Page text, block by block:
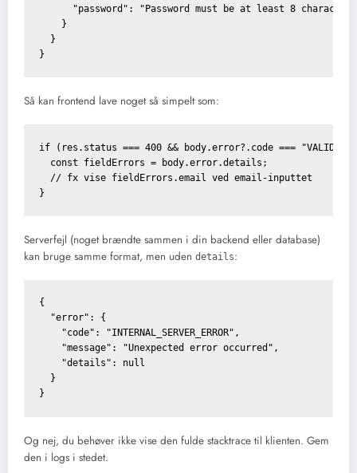
"password": "Password must be at least 8
    }
  }
Så kan frontend lave noget så simpelt som:
if (res.status === 400 && body.error?.code ===
  const fieldErrors = body.error.details;
  // fx vise fieldErrors.email ved email-inputtet
Serverfejl (noget brændte sammen i din backend eller database)
kan bruge samme format, men uden details:
{
  "error": {
    "code": "INTERNAL_SERVER_ERROR",
    "message": "Unexpected error occurred",
    "details": null
  }
Og nej, du behøver ikke vise den fulde stacktrace til klienten. Gem
den i logs i stedet.